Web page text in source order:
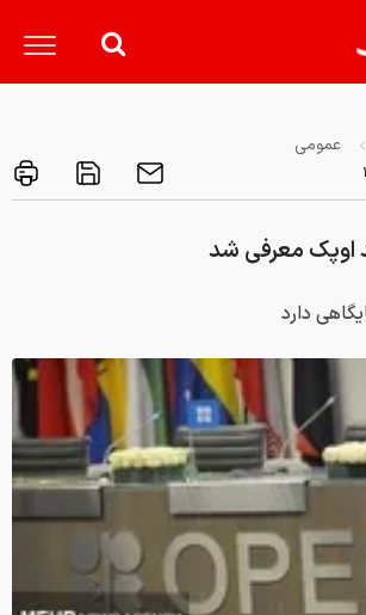
عمومی
اوپک معرفی شد
دارد